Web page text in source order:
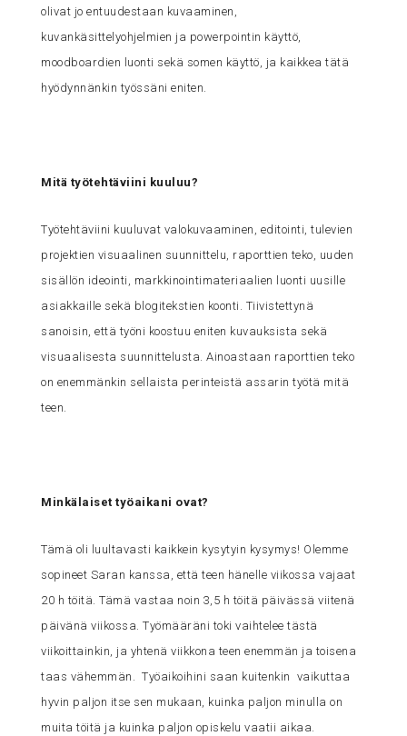
olivat jo entuudestaan kuvaaminen,
kuvankäsittelyohjelmien ja powerpointin käyttö,
moodboardien luonti sekä somen käyttö, ja kaikkea tätä
hyödynnänkin työssäni eniten.
Mitä työtehtäviini kuuluu?
Työtehtäviini kuuluvat valokuvaaminen, editointi, tulevien
projektien visuaalinen suunnittelu, raporttien teko, uuden
sisällön ideointi, markkinointimateriaalien luonti uusille
asiakkaille sekä blogitekstien koonti. Tiivistettynä
sanoisin, että työni koostuu eniten kuvauksista sekä
visuaalisesta suunnittelusta. Ainoastaan raporttien teko
on enemmänkin sellaista perinteistä assarin työtä mitä
teen.
Minkälaiset työaikani ovat?
Tämä oli luultavasti kaikkein kysytyin kysymys! Olemme
sopineet Saran kanssa, että teen hänelle viikossa vajaat
20 h töitä. Tämä vastaa noin 3,5 h töitä päivässä viitenä
päivänä viikossa. Työmääräni toki vaihtelee tästä
viikoittainkin, ja yhtenä viikkona teen enemmän ja toisena
taas vähemmän. Työaikoihini saan kuitenkin vaikuttaa
hyvin paljon itse sen mukaan, kuinka paljon minulla on
muita töitä ja kuinka paljon opiskelu vaatii aikaa.